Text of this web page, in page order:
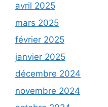
avril 2025
mars 2025
février 2025
janvier 2025
décembre 2024
novembre 2024